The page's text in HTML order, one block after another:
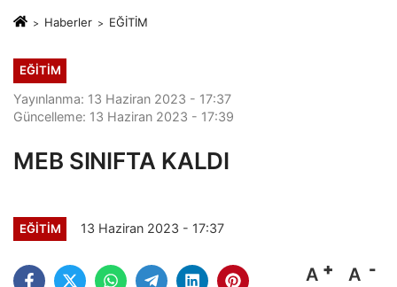
Haberler EĞİTİM
EĞİTİM
Yayınlanma: 13 Haziran 2023 - 17:37
Güncelleme: 13 Haziran 2023 - 17:39
MEB SINIFTA KALDI
EĞİTİM 13 Haziran 2023 - 17:37
A A